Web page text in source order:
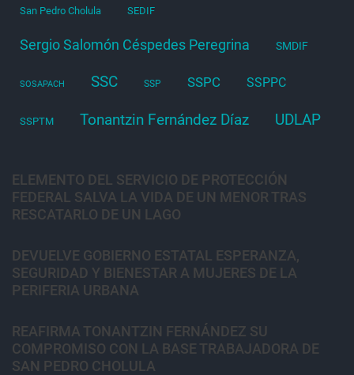
San Pedro Cholula SEDIF
Sergio Salomón Céspedes Peregrina SMDIF
SOSAPACH SSC SSP SSPC SSPPC
SSPTM Tonantzin Fernández Díaz UDLAP
ELEMENTO DEL SERVICIO DE PROTECCIÓN
FEDERAL SALVA LA VIDA DE UN MENOR TRAS
RESCATARLO DE UN LAGO
DEVUELVE GOBIERNO ESTATAL ESPERANZA,
SEGURIDAD Y BIENESTAR A MUJERES DE LA
PERIFERIA URBANA
REAFIRMA TONANTZIN FERNÁNDEZ SU
COMPROMISO CON LA BASE TRABAJADORA DE
SAN PEDRO CHOLULA